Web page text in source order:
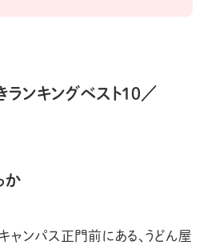
ンキングベスト10／
か
ンパス正門前にある、うどん屋